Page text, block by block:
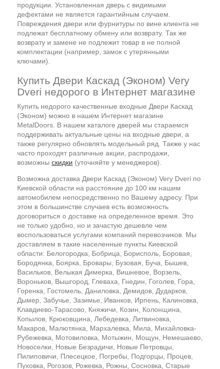
продукции. Установленная дверь с видимыми
дефектами не является гарантийным случаем.
Повреждения двери или фурнитуры по вине клиента не
подлежат бесплатному обмену или возврату. Так же
возврату и замене не подлежит товар в не полной
комплектации (например, замок с утерянными
ключами).
Купить Двери Каскад (Эконом) Very
Dveri недорого в Интернет магазине
Купить недорого качественные входные Двери Каскад
(Эконом) можно в нашем Интернет магазине
MetalDoors. В нашем каталоге дверей мы стараемся
поддерживать актуальные цены на входные двери, а
также регулярно обновлять модельный ряд. Также у нас
часто проходят различные акции, распродажи,
возможны скидки (уточняйте у менеджеров).
Возможна доставка Двери Каскад (Эконом) Very Dveri по
Киевской области на расстояние до 100 км нашим
автомобилем непосредственно по Вашему адресу. При
этом в большинстве случаев есть возможность
договориться о доставке на определенное время. Это
не только удобно, но и зачастую дешевле чем
воспользоваться услугами компаний перевозчиков. Мы
доставляем в такие населенные пункты Киевской
области: Белогородка, Бобрица, Борисполь, Боровая,
Бородянка, Боярка, Бровары, Бузовая, Буча, Бышев,
Васильков, Велыкая Димерка, Вишневое, Ворзель,
Вороньков, Вышгород, Глеваха, Гнедин, Гоголев, Гора,
Горенка, Гостомель, Даниловка, Демидов, Дударков,
Дымер, Забучье, Зазимье, Иванков, Ирпень, Калиновка,
Клавдиево-Тарасово, Княжичи, Козин, Колонщина,
Копылов, Крюковщина, Лебедевка, Литвиновка,
Макаров, Малютянка, Мархалевка, Мила, Михайловка-
Рубежевка, Мотовиловка, Мотыжин, Мощун, Немешаево,
Новоселки, Новые Безрадичи, Новые Петровцы,
Пилиповичи, Плесецкое, Погребы, Подгорцы, Процев,
Пуховка, Рогозов, Рожевка, Рожны, Сосновка, Старые